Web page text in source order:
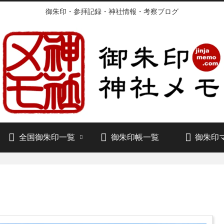
御朱印・参拝記録・神社情報・考察ブログ
全国御朱印一覧 御朱印帳一覧 御朱印